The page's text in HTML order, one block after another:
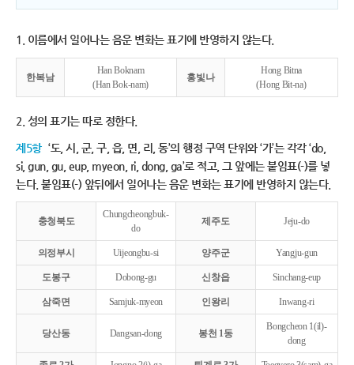
1. 이름에서 일어나는 음운 변화는 표기에 반영하지 않는다.
한복남
Han Boknam
(Han Bok-nam)
홍빛나
Hong Bitna
(Hong Bit-na)
2. 성의 표기는 따로 정한다.
제5항 ‘도, 시, 군, 구, 읍, 면, 리, 동’의 행정 구역 단위와 ‘가’는 각각 ‘do,
si, gun, gu, eup, myeon, ri, dong, ga’로 적고, 그 앞에는 붙임표(-)를 넣
는다. 붙임표(-) 앞뒤에서 일어나는 음운 변화는 표기에 반영하지 않는다.
충청북도
Chungcheongbuk-
do
제주도 Jeju-do
의정부시 Uijeongbu-si 양주군 Yangju-gun
도봉구 Dobong-gu 신창읍 Sinchang-eup
삼죽면 Samjuk-myeon 인왕리 Inwang-ri
당산동 Dangsan-dong 봉천 1동
Bongcheon 1(il)-
dong